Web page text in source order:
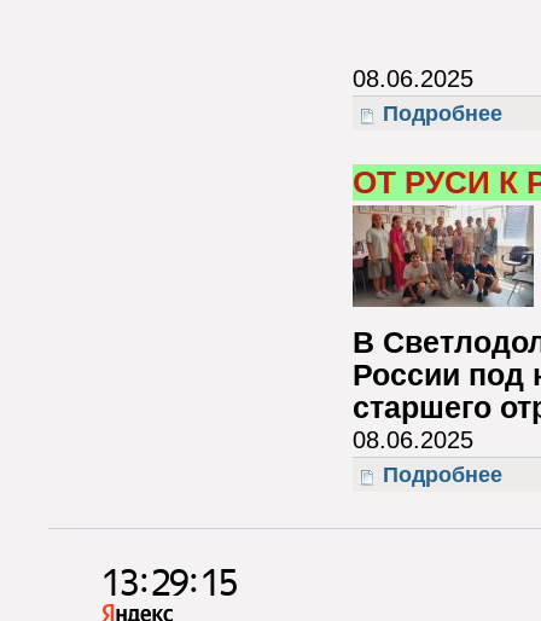
08.06.2025
Подробнее
ОТ РУСИ К
В
России под
старшего
08.06.2025
Подробнее